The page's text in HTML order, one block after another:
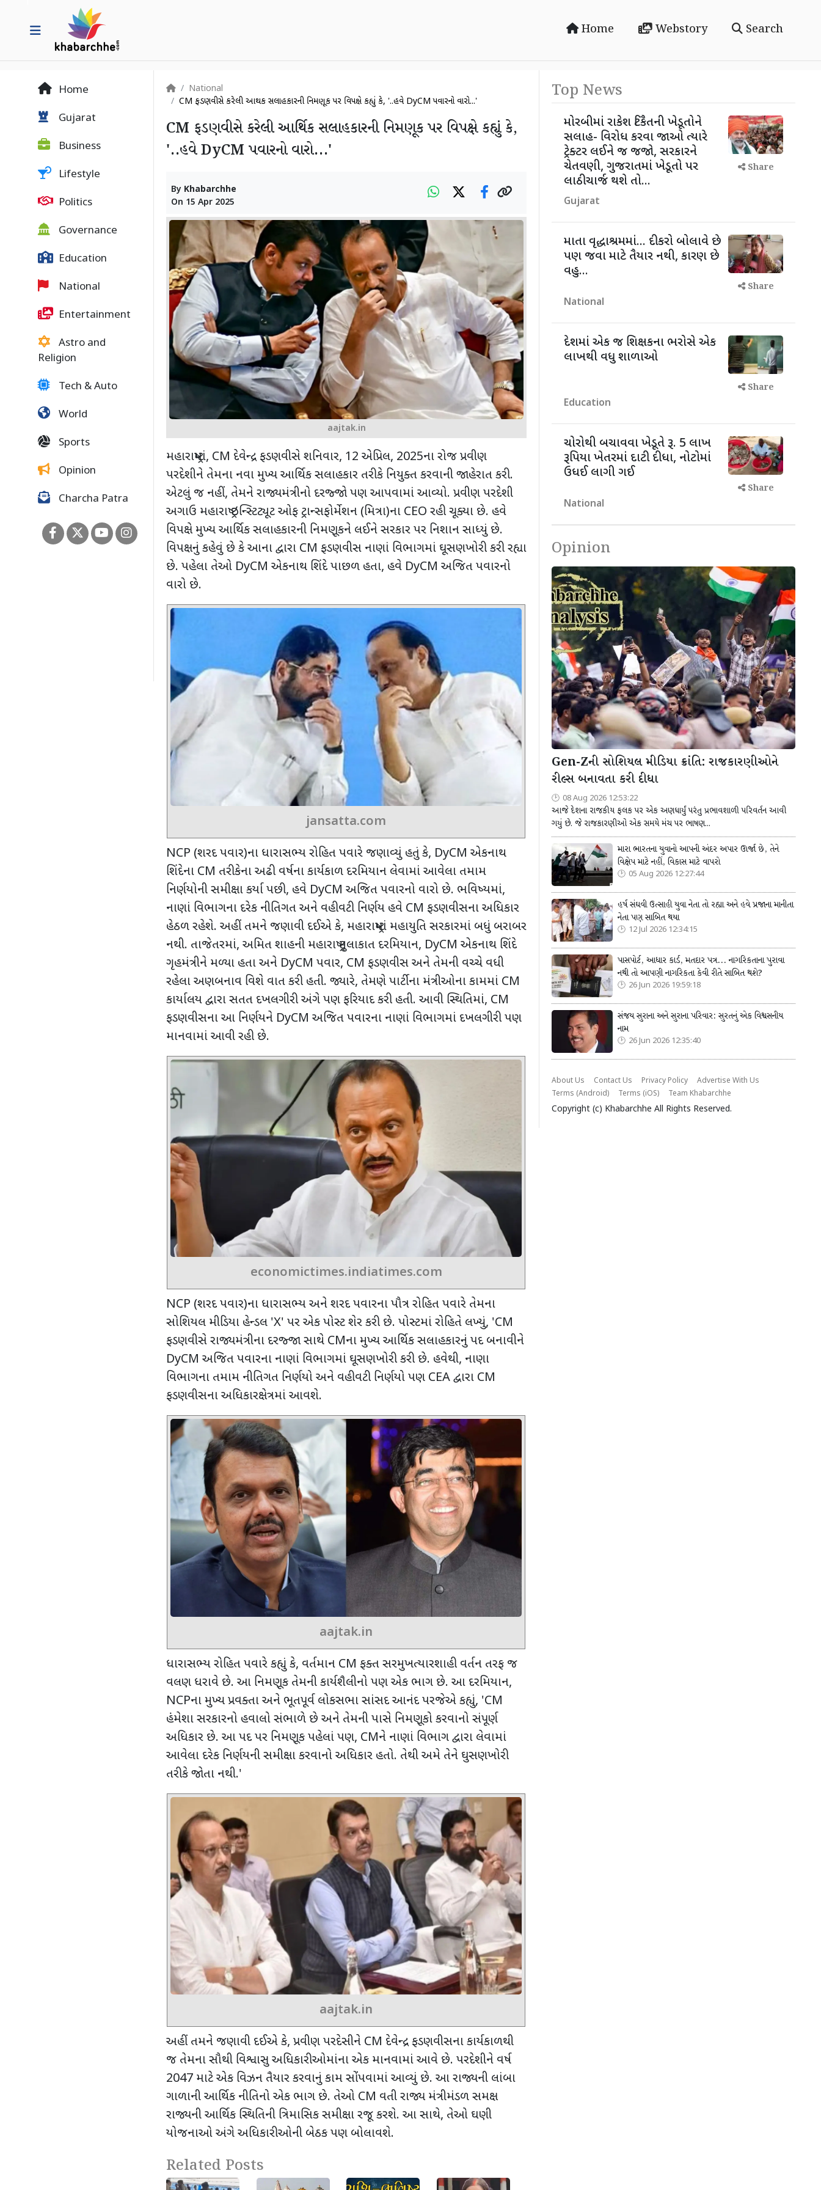
Home Webstory Search
Home
Gujarat
Business
Lifestyle
Politics
Governance
Education
National
Entertainment
Astro and
Religion
Tech & Auto
World
Sports
Opinion
Charcha Patra
National
CM ફડણવીસે કરેલી આર્થિક સલાહકારની નિમણૂક પર વિપક્ષે કહ્યું કે, '..હવે DyCM પવારનો વારો...'
CM ફડણવીસે કરેલી આર્થિક સલાહકારની નિમણૂક પર વિપક્ષે કહ્યું કે,
'..હવે DyCM પવારનો વારો...'
By Khabarchhe
On 15 Apr 2025
aajtak.in
મહારાષ્ટ્રમાં, CM દેવેન્દ્ર ફડણવીસે શનિવાર, 12 એપ્રિલ, 2025ના રોજ પ્રવીણ
પરદેશીને તેમના નવા મુખ્ય આર્થિક સલાહકાર તરીકે નિયુક્ત કરવાની જાહેરાત કરી.
એટલું જ નહીં, તેમને રાજ્યમંત્રીનો દરજ્જો પણ આપવામાં આવ્યો. પ્રવીણ પરદેશી
અગાઉ મહારાષ્ટ્ર ઇન્સ્ટિટ્યૂટ ઓફ ટ્રાન્સફોર્મેશન (મિત્રા)ના CEO રહી ચૂક્યા છે. હવે
વિપક્ષે મુખ્ય આર્થિક સલાહકારની નિમણૂકને લઈને સરકાર પર નિશાન સાધ્યું છે.
વિપક્ષનું કહેવું છે કે આના દ્વારા CM ફડણવીસ નાણાં વિભાગમાં ઘૂસણખોરી કરી રહ્યા
છે. પહેલા તેઓ DyCM એકનાથ શિંદે પાછળ હતા, હવે DyCM અજિત પવારનો
વારો છે.
jansatta.com
NCP (શરદ પવાર)ના ધારાસભ્ય રોહિત પવારે જણાવ્યું હતું કે, DyCM એકનાથ
શિંદેના CM તરીકેના અઢી વર્ષના કાર્યકાળ દરમિયાન લેવામાં આવેલા તમામ
નિર્ણયોની સમીક્ષા કર્યા પછી, હવે DyCM અજિત પવારનો વારો છે. ભવિષ્યમાં,
નાણાં વિભાગના દરેક નીતિગત અને વહીવટી નિર્ણય હવે CM ફડણવીસના અધિકાર
હેઠળ રહેશે. અહીં તમને જણાવી દઈએ કે, મહારાષ્ટ્રમાં મહાયુતિ સરકારમાં બધું બરાબર
નથી. તાજેતરમાં, અમિત શાહની મહારાષ્ટ્ર મુલાકાત દરમિયાન, DyCM એકનાથ શિંદે
ગૃહમંત્રીને મળ્યા હતા અને DyCM પવાર, CM ફડણવીસ અને તેમની વચ્ચે વધી
રહેલા અણબનાવ વિશે વાત કરી હતી. જ્યારે, તેમણે પાર્ટીના મંત્રીઓના કામમાં CM
કાર્યાલય દ્વારા સતત દખલગીરી અંગે પણ ફરિયાદ કરી હતી. આવી સ્થિતિમાં, CM
ફડણવીસના આ નિર્ણયને DyCM અજિત પવારના નાણાં વિભાગમાં દખલગીરી પણ
માનવામાં આવી રહી છે.
economictimes.indiatimes.com
NCP (શરદ પવાર)ના ધારાસભ્ય અને શરદ પવારના પૌત્ર રોહિત પવારે તેમના
સોશિયલ મીડિયા હેન્ડલ 'X' પર એક પોસ્ટ શેર કરી છે. પોસ્ટમાં રોહિતે લખ્યું, 'CM
ફડણવીસે રાજ્યમંત્રીના દરજ્જા સાથે CMના મુખ્ય આર્થિક સલાહકારનું પદ બનાવીને
DyCM અજિત પવારના નાણાં વિભાગમાં ઘૂસણખોરી કરી છે. હવેથી, નાણા
વિભાગના તમામ નીતિગત નિર્ણયો અને વહીવટી નિર્ણયો પણ CEAદ્વારા CM
ફડણવીસના અધિકારક્ષેત્રમાં આવશે.
aajtak.in
ધારાસભ્ય રોહિત પવારે કહ્યું કે, વર્તમાન CM ફક્ત સરમુખત્યારશાહી વર્તન તરફ જ
વલણ ધરાવે છે. આ નિમણૂક તેમની કાર્યશૈલીનો પણ એક ભાગ છે. આ દરમિયાન,
NCPના મુખ્ય પ્રવક્તા અને ભૂતપૂર્વ લોકસભા સાંસદ આનંદ પરજેએ કહ્યું, 'CM
હંમેશા સરકારનો હવાલો સંભાળે છે અને તેમની પાસે નિમણૂકો કરવાનો સંપૂર્ણ
અધિકાર છે. આ પદ પર નિમણૂક પહેલાં પણ, CMને નાણાં વિભાગ દ્વારા લેવામાં
આવેલા દરેક નિર્ણયની સમીક્ષા કરવાનો અધિકાર હતો. તેથી અમે તેને ઘુસણખોરી
તરીકે જોતા નથી.'
aajtak.in
અહીં તમને જણાવી દઈએ કે, પ્રવીણ પરદેસીને CM દેવેન્દ્ર ફડણવીસના કાર્યકાળથી
જ તેમના સૌથી વિશ્વાસુ અધિકારીઓમાંના એક માનવામાં આવે છે. પરદેશીને વર્ષ
2047 માટે એક વિઝન તૈયાર કરવાનું કામ સોંપવામાં આવ્યું છે. આ રાજ્યની લાંબા
ગાળાની આર્થિક નીતિનો એક ભાગ છે. તેઓ CM વતી રાજ્ય મંત્રીમંડળ સમક્ષ
રાજ્યની આર્થિક સ્થિતિની ત્રિમાસિક સમીક્ષા રજૂ કરશે. આ સાથે, તેઓ ઘણી
યોજનાઓ અંગે અધિકારીઓની બેઠક પણ બોલાવશે.
Related Posts
Top News
મોરબીમાં રાકેશ ટિકૈતની ખેડૂતોને
સલાહ- વિરોધ કરવા જાઓ ત્યારે
ટ્રેક્ટર લઈને જ જજો, સરકારને
ચેતવણી, ગુજરાતમાં ખેડૂતો પર
લાઠીચાર્જ થશે તો...
Gujarat
Share
માતા વૃદ્ધાશ્રમમાં... દીકરો બોલાવે છે
પણ જવા માટે તૈયાર નથી, કારણ છે
વહુ...
National
Share
દેશમાં એક જ શિક્ષકના ભરોસે એક
લાખથી વધુ શાળાઓ
Education
Share
ચોરોથી બચાવવા ખેડૂતે રૂ. 5 લાખ
રૂપિયા ખેતરમાં દાટી દીધા, નોટોમાં
ઉધઈ લાગી ગઈ
National
Share
Opinion
Gen-Zની સોશિયલ મીડિયા ક્રાંતિ: રાજકારણીઓને
રીલ્સ બનાવતા કરી દીધા
08 Aug 2026 12:53:22
આજે દેશના રાજકીય ફલક પર એક અણધાર્યું પરંતુ પ્રભાવશાળી પરિવર્તન આવી
ગયું છે. જે રાજકારણીઓ એક સમયે મંચ પર ભાષણ...
મારા ભારતના યુવાનો આપની અંદર અપાર ઊર્જા છે, તેને
વિક્ષેપ માટે નહીં, વિકાસ માટે વાપરો
05 Aug 2026 12:27:44
હર્ષ સંઘવી ઉત્સાહી યુવા નેતા તો રહ્યા અને હવે પ્રજાના માનીતા
નેતા પણ સાબિત થયા
12 Jul 2026 12:34:15
પાસપોર્ટ, આધાર કાર્ડ, મતદાર પત્ર... નાગરિકતાના પુરાવા
નથી તો આપણી નાગરિકતા કેવી રીતે સાબિત થશે?
26 Jun 2026 19:59:18
સંજય સુરાના અને સુરાના પરિવાર: સુરતનું એક વિશ્વસનીય
નામ
26 Jun 2026 12:35:40
About Us Contact Us Privacy Policy
Advertise With Us
Terms (Android)
Terms (iOS) Team Khabarchhe
Copyright (c) Khabarchhe All Rights Reserved.